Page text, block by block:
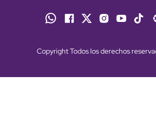
Copyright Todos los derechos